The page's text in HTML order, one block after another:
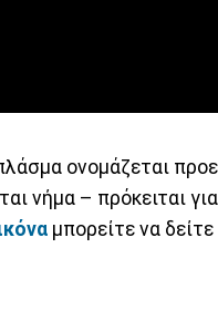
ονομάζεται
νήμα – πρόκειται
μπορείτε να δείτε